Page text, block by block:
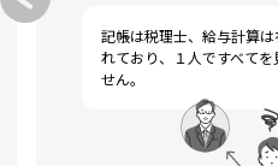
、など担当が分か
れる人は通常いま